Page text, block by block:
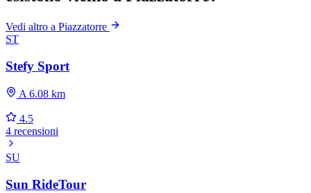
Vedi altro a Piazzatorre
ST
Stefy Sport
A 6.08 km
4.5
4 recensioni
SU
Sun RideTour